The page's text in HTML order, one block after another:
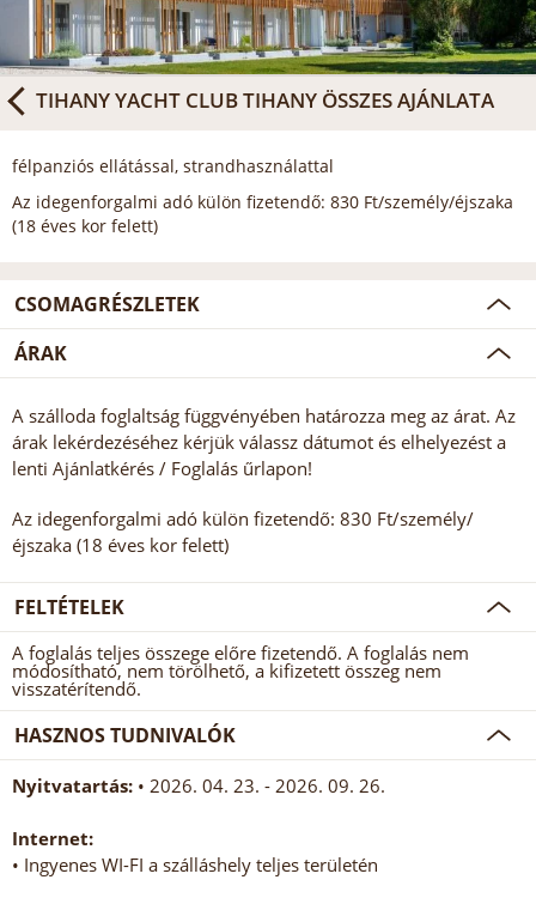
TIHANY YACHT CLUB TIHANY ÖSSZES AJÁNLATA
félpanziós ellátással, strandhasználattal
Az idegenforgalmi adó külön fizetendő: 830 Ft/személy/éjszaka
(18 éves kor felett)
CSOMAGRÉSZLETEK
ÁRAK
A szálloda foglaltság függvényében határozza meg az árat. Az
árak lekérdezéséhez kérjük válassz dátumot és elhelyezést a
lenti Ajánlatkérés / Foglalás űrlapon!
Az idegenforgalmi adó külön fizetendő: 830 Ft/személy/
éjszaka (18 éves kor felett)
FELTÉTELEK
A foglalás teljes összege előre fizetendő. A foglalás nem
módosítható, nem törölhető, a kifizetett összeg nem
visszatérítendő.
HASZNOS TUDNIVALÓK
Nyitvatartás: • 2026. 04. 23. - 2026. 09. 26.
Internet:
• Ingyenes WI-FI a szálláshely teljes területén